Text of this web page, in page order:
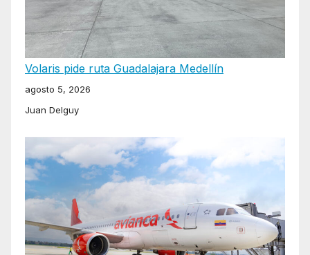
Volaris pide ruta Guadalajara Medellín
agosto 5, 2026
Juan Delguy